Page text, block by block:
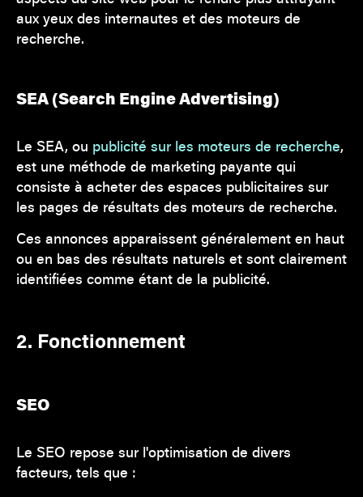
aux yeux des internautes et des moteurs de
recherche.
SEA (Search Engine Advertising)
Le SEA, ou publicité sur les moteurs de recherche,
est une méthode de marketing payante qui
consiste à acheter des espaces publicitaires sur
les pages de résultats des moteurs de recherche.
Ces annonces apparaissent généralement en haut
ou en bas des résultats naturels et sont clairement
identifiées comme étant de la publicité.
2. Fonctionnement
SEO
Le SEO repose sur l'optimisation de divers
facteurs, tels que :